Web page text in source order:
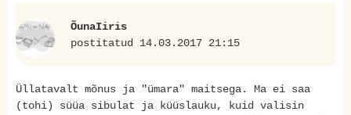
ÕunaIiris
postitatud 14.03.2017 21:15
Üllatavalt mõnus ja "ümara" maitsega. Ma ei saa
(tohi) süüa sibulat ja küüslauku, kuid valisin